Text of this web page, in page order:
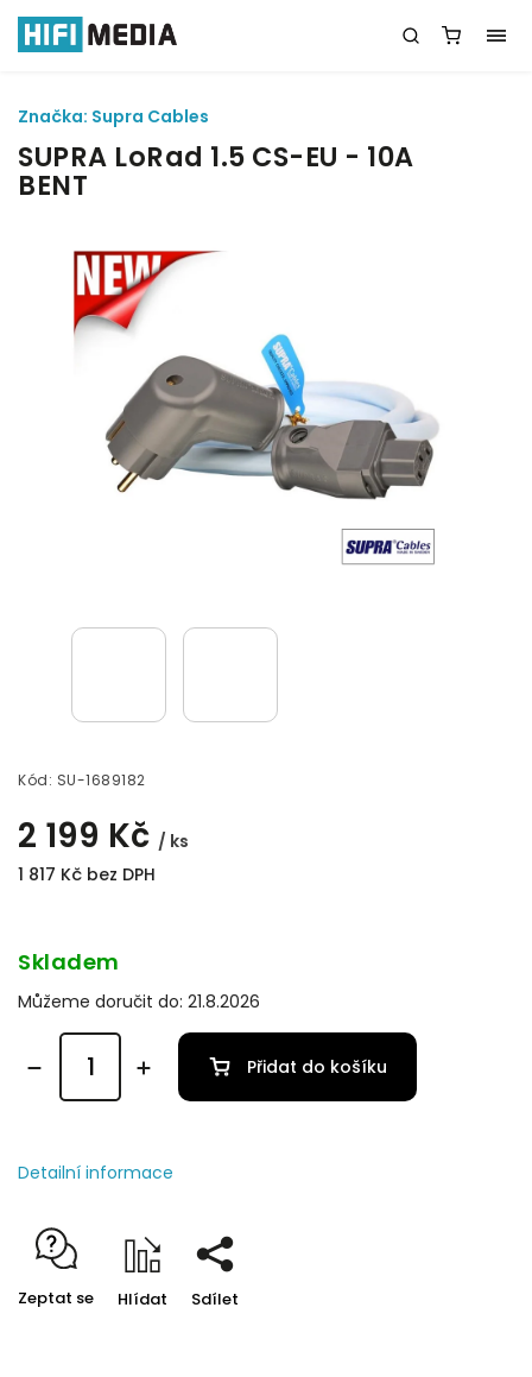
SUPRA LoRad 1.5 CS-EU - 10A
BENT
Kód: SU-1689182
2 199 Kč / ks
1 817 Kč bez DPH
Značka: Supra Cables
Skladem
Můžeme doručit do: 21.8.2026
Přidat do košíku
Detailní informace
Zeptat se Hlídat Sdílet